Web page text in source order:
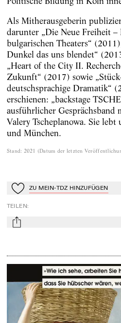
Als Mitherausgeberin
darunter „Die Neue Freiheit –
bulgarischen Theaters“
Dunkel das uns blendet“
„Heart of the City II.
Zukunft“ (2017) sowie
deutschsprachige Dramatik“
erschienen: „backstage
ausführlicher Gesprächsband
Valery Tscheplanowa. Sie
und München.
Stand: 2021 (Datum der letzten
Zu Mein-TdZ hinzufügen
ZU MEIN-TDZ HINZUFÜGEN
TEILEN:
mail